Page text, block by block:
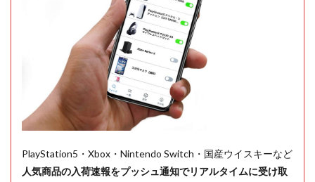
PlayStation5・Xbox・Nintendo Switch・国産ウイスキーなど
人気商品の入荷速報をプッシュ通知でリアルタイムに受け取